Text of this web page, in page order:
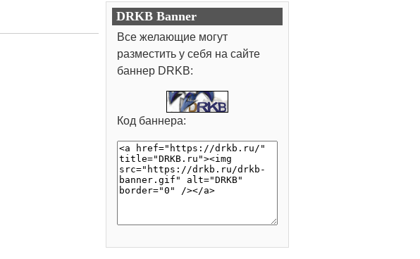
DRKB Banner
Все желающие могут
разместить у себя на сайте
баннер DRKB:
Код баннера: